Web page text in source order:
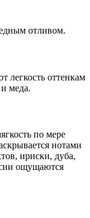
отливом.
легкость оттенкам
меда.
по мере
нотами
ириски, дуба,
ощущаются